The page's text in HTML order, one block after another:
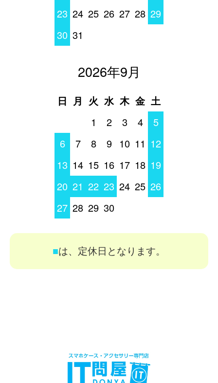
23 24 25 26 27 28 29
30 31
2026年9月
日 月 火 水 木 金 土
1
2 3 4
5
6
7 8 9 10 11 12
13 14 15 16 17 18 19
20 21 22 23 24 25 26
27 28 29 30
■は、定休日となります。